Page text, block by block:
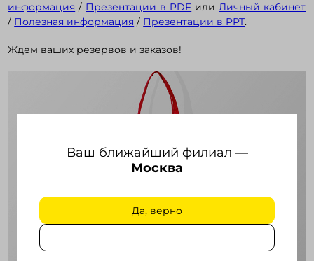
Ваш ближайший филиал —
Москва
Да, верно
информация / Презентации в PDF илиЛичный кабинет
/ Полезная информация / Презентации в PPT.
Ждем ваших резервов и заказов!
Зарегистрироваться